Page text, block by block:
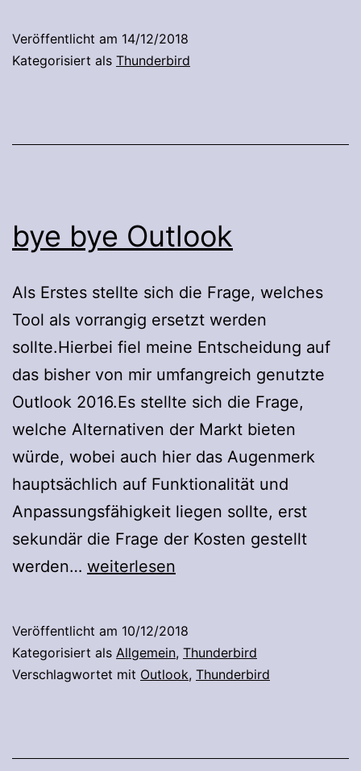
Veröffentlicht am 14/12/2018
Kategorisiert als Thunderbird
bye bye Outlook
Als Erstes stellte sich die Frage, welches
Tool als vorrangig ersetzt werden
sollte.Hierbei fiel meine Entscheidung auf
das bisher von mir umfangreich genutzte
Outlook 2016.Es stellte sich die Frage,
welche Alternativen der Markt bieten
würde, wobei auch hier das Augenmerk
hauptsächlich auf Funktionalität und
Anpassungsfähigkeit liegen sollte, erst
sekundär die Frage der Kosten gestellt
werden… bye
weiterlesen
Veröffentlicht am 10/12/2018
Kategorisiert als Allgemein, Thunderbird
Verschlagwortet mit Outlook, Thunderbird